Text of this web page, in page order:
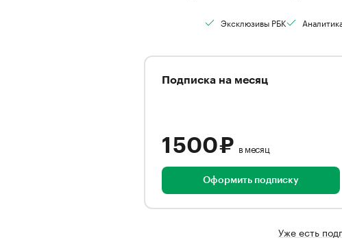
Эксклюзивы РБК
Подписка на месяц
1 500 ₽ в месяц
Оформить подписку
Уже есть